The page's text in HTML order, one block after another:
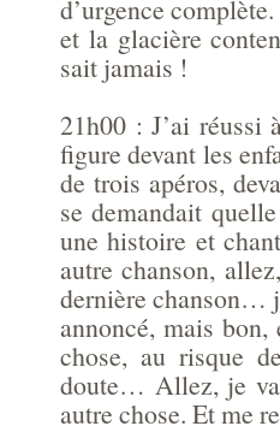
d’urgence
et la glacière
sait jamais !
21h00 : J’ai réussi
figure devant les
de trois apéros,
se demandait
une histoire et
autre chanson,
dernière chanson…
annoncé, mais
chose, au risque
doute… Allez, je
autre chose. Et me